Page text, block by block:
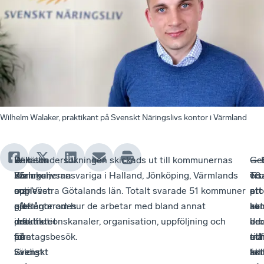
Wilhelm Walaker, praktikant på Svenskt Näringslivs kontor i Värmland
Den
25
maj
presenterades
resultatet
från
Svenskt
Wilhelm
Walaker,
som
gjort
praktik
på
Svenskt
—
Kommunerna
upplever
att
det
är
väldigt
Enkätundersökningen skickads ut till kommunernas
näringslivsansvariga i Halland, Jönköping, Värmlands
och Västra Götalands län. Totalt svarade 51 kommuner
på frågor om hur de arbetar med bland annat
informationskanaler, organisation, uppföljning och
företagsbesök.
—
60
av
de
—
att
i
att
ett
—
ett